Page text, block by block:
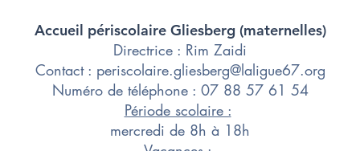
Accueil périscolaire Gliesberg​ (maternelles)
Directrice : Rim Zaidi
​Contact : periscolaire.gliesberg@laligue67.org
Numéro de téléphone : 07 88 57 61 54
Période scolaire :
mercredi de 8h à 18h